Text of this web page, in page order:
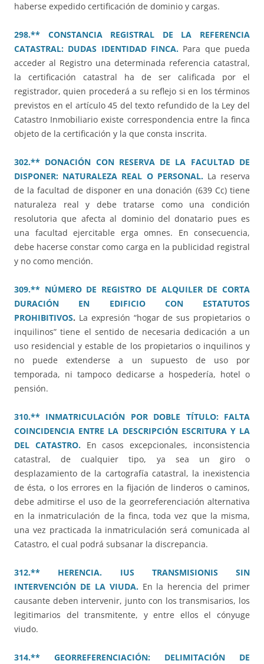
haberse expedido certificación de dominio y cargas.
298.** CONSTANCIA REGISTRAL DE LA REFERENCIA
CATASTRAL: DUDAS IDENTIDAD FINCA. Para que pueda
acceder al Registro una determinada referencia catastral,
la certificación catastral ha de ser calificada por el
registrador, quien procederá a su reflejo si en los términos
previstos en el artículo 45 del texto refundido de la Ley del
Catastro Inmobiliario existe correspondencia entre la finca
objeto de la certificación y la que consta inscrita.
302.** DONACIÓN CON RESERVA DE LA FACULTAD DE
DISPONER: NATURALEZA REAL O PERSONAL.La reserva
de la facultad de disponer en una donación (639 Cc) tiene
naturaleza real y debe tratarse como una condición
resolutoria que afecta al dominio del donatario pues es
una facultad ejercitable erga omnes. En consecuencia,
debe hacerse constar como carga en la publicidad registral
y no como mención.
309.** NÚMERO DE REGISTRO DE ALQUILER DE CORTA
DURACIÓN EN EDIFICIO CON ESTATUTOS
PROHIBITIVOS. La expresión “hogar de sus propietarios o
inquilinos” tiene el sentido de necesaria dedicación a un
uso residencial y estable de los propietarios o inquilinos y
no puede extenderse a un supuesto de uso por
temporada, ni tampoco dedicarse a hospedería, hotel o
pensión.
310.** INMATRICULACIÓN POR DOBLE TÍTULO: FALTA
COINCIDENCIA ENTRE LA DESCRIPCIÓN ESCRITURA Y LA
DEL CATASTRO.En casos excepcionales, inconsistencia
catastral, de cualquier tipo, ya sea un giro o
desplazamiento de la cartografía catastral, la inexistencia
de ésta, o los errores en la fijación de linderos o caminos,
debe admitirse el uso de la georreferenciación alternativa
en la inmatriculación de la finca, toda vez que la misma,
una vez practicada la inmatriculación será comunicada al
Catastro, el cual podrá subsanar la discrepancia.
312.** HERENCIA. IUS TRANSMISIONIS SIN
INTERVENCIÓN DE LA VIUDA.En la herencia del primer
causante deben intervenir, junto con los transmisarios, los
legitimarios del transmitente, y entre ellos el cónyuge
viudo.
314.** GEORREFERENCIACIÓN: DELIMITACIÓN DE